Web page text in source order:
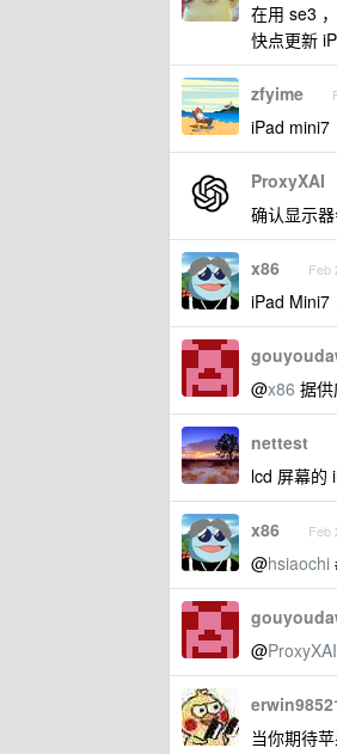
在用 se3
快点更新
zfyime
iPad mini7
ProxyXAI
确认显示
x86 Feb
iPad Mini7
@x86 据
nettest
lcd 屏幕的
x86 Feb
@hsiaochi
@ProxyXAI
当你期待